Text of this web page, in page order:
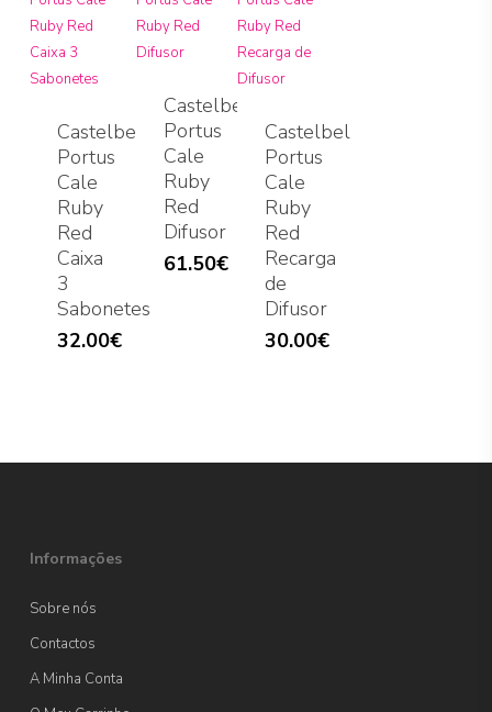
Castelbel
Portus
Cale
Ruby
Red
Caixa
3
Sabonetes
32.00€
Castelbel
Portus
Cale
Ruby
Red
Difusor
61.50€
Castelbel
Portus
Cale
Ruby
Red
Recarga
de
Difusor
30.00€
Informações
Sobre nós
Contactos
A Minha Conta